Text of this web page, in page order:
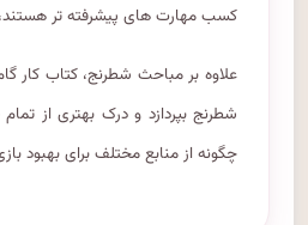
کسب مهارت های پیشرفته تر
شطرنج بپردازد و درک بهتری از
چگونه از منابع مختلف برای بهبود